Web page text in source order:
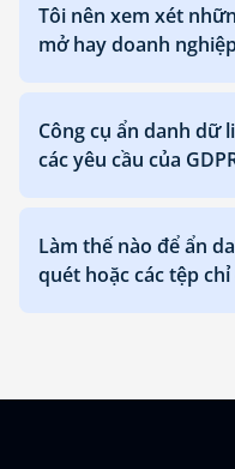
Tôi nên xem xét
mở hay doanh
Công cụ ẩn danh dữ
các yêu cầu của
Làm thế nào để ẩn
quét hoặc các tệp